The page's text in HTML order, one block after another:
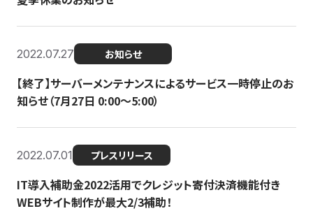
2022.07.27 お知らせ
【終了】サーバーメンテナンスによるサービス一時停止のお
知らせ（7月27日 0:00〜5:00）
2022.07.01 プレスリリース
IT導入補助金2022活用でクレジット寄付決済機能付き
WEBサイト制作が最大2/3補助！